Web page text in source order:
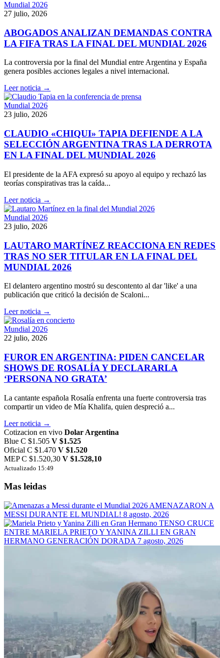
Mundial 2026
27 julio, 2026
ABOGADOS ANALIZAN DEMANDAS CONTRA
LA FIFA TRAS LA FINAL DEL MUNDIAL 2026
La controversia por la final del Mundial entre Argentina y España
genera posibles acciones legales a nivel internacional.
Leer noticia →
Mundial 2026
23 julio, 2026
CLAUDIO «CHIQUI» TAPIA DEFIENDE A LA
SELECCIÓN ARGENTINA TRAS LA DERROTA
EN LA FINAL DEL MUNDIAL 2026
El presidente de la AFA expresó su apoyo al equipo y rechazó las
teorías conspirativas tras la caída...
Leer noticia →
Mundial 2026
23 julio, 2026
LAUTARO MARTÍNEZ REACCIONA EN REDES
TRAS NO SER TITULAR EN LA FINAL DEL
MUNDIAL 2026
El delantero argentino mostró su descontento al dar 'like' a una
publicación que criticó la decisión de Scaloni...
Leer noticia →
Mundial 2026
22 julio, 2026
FUROR EN ARGENTINA: PIDEN CANCELAR
SHOWS DE ROSALÍA Y DECLARARLA
‘PERSONA NO GRATA’
La cantante española Rosalía enfrenta una fuerte controversia tras
compartir un video de Mía Khalifa, quien despreció a...
Leer noticia →
Cotizacion en vivo Dolar Argentina
Blue C $1.505 V $1.525
Oficial C $1.470 V $1.520
MEP C $1.520,30 V $1.528,10
Actualizado 15:49
Mas leidas
AMENAZARON A
MESSI DURANTE EL MUNDIAL! 8 agosto, 2026
TENSO CRUCE
ENTRE MARIELA PRIETO Y YANINA ZILLI EN GRAN
HERMANO GENERACIÓN DORADA 7 agosto, 2026